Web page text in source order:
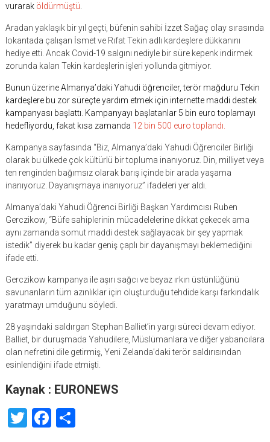
vurarak öldürmüştü
Aradan yaklaşık bir yıl geçti, büfenin sahibi İzzet Sağaç olay sırasında
lokantada çalışan İsmet ve Rıfat Tekin adlı kardeşlere dükkanını
hediye etti. Ancak Covid-19 salgını nediyle bir süre kepenk indirmek
zorunda kalan Tekin kardeşlerin işleri yollunda gitmiyor.
Bunun üzerine Almanya’daki Yahudi öğrenciler, terör mağduru Tekin
kardeşlere bu zor süreçte yardım etmek için internette maddi destek
kampanyası başlattı. Kampanyayı başlatanlar 5 bin euro toplamayı
hedefliyordu, fakat kısa zamanda 12 bin 500 euro toplandı.
Kampanya sayfasında “Biz, Almanya’daki Yahudi Öğrenciler Birliği
olarak bu ülkede çok kültürlü bir topluma inanıyoruz. Din, milliyet veya
ten renginden bağımsız olarak barış içinde bir arada yaşama
inanıyoruz. Dayanışmaya inanıyoruz” ifadeleri yer aldı.
Almanya’daki Yahudi Öğrenci Birliği Başkan Yardımcısı Ruben
Gerczikow, “Büfe sahiplerinin mücadelelerine dikkat çekecek ama
aynı zamanda somut maddi destek sağlayacak bir şey yapmak
istedik” diyerek bu kadar geniş çaplı bir dayanışmayı beklemediğini
ifade etti.
Gerczikow kampanya ile aşırı sağcı ve beyaz ırkın üstünlüğünü
savunanların tüm azınlıklar için oluşturduğu tehdide karşı farkındalık
yaratmayı umduğunu söyledi.
28 yaşındaki saldırgan Stephan Balliet’in yargı süreci devam ediyor.
Balliet, bir duruşmada Yahudilere, Müslümanlara ve diğer yabancılara
olan nefretini dile getirmiş, Yeni Zelanda’daki terör saldırısından
esinlendiğini ifade etmişti.
Kaynak : EURONEWS
TwitterFacebook
Share